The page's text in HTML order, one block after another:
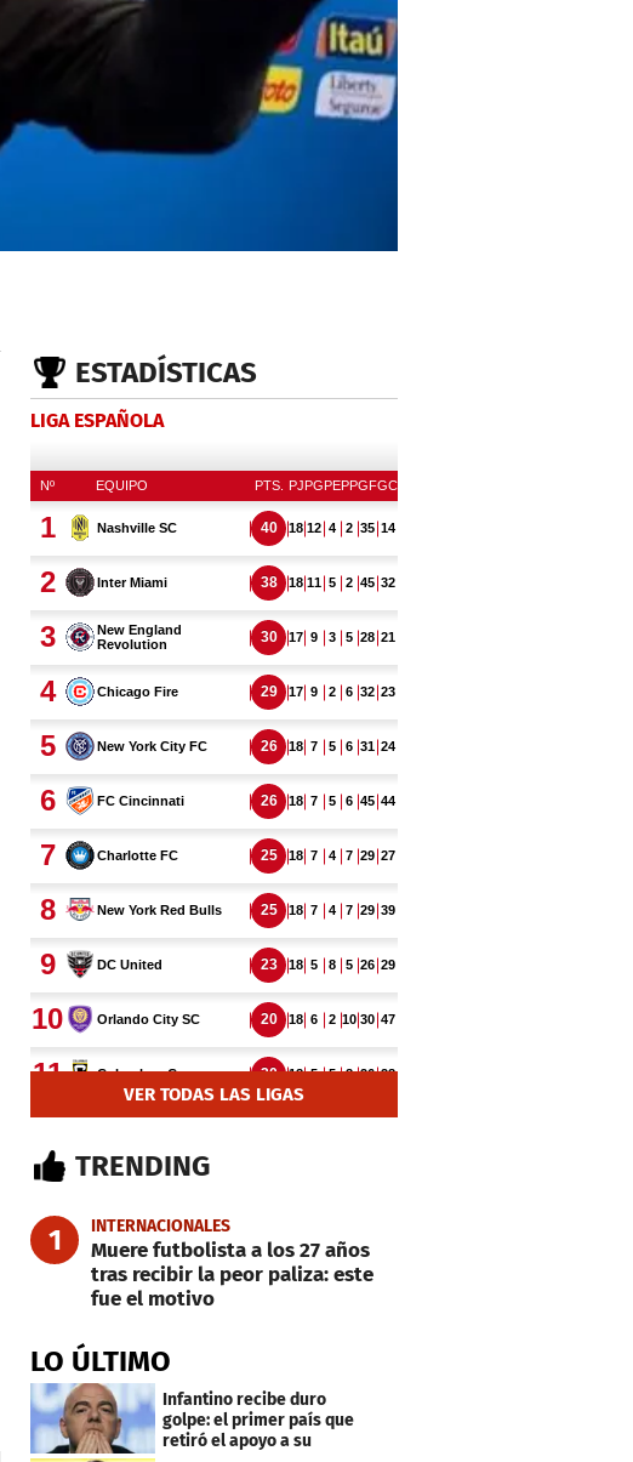
ESTADÍSTICAS
LIGA ESPAÑOLA
VER TODAS LAS LIGAS
TRENDING
1 INTERNACIONALES
Muere futbolista a los 27 años
tras recibir la peor paliza: este
fue el motivo
LO ÚLTIMO
Infantino recibe duro
golpe: el primer país que
retiró el apoyo a su